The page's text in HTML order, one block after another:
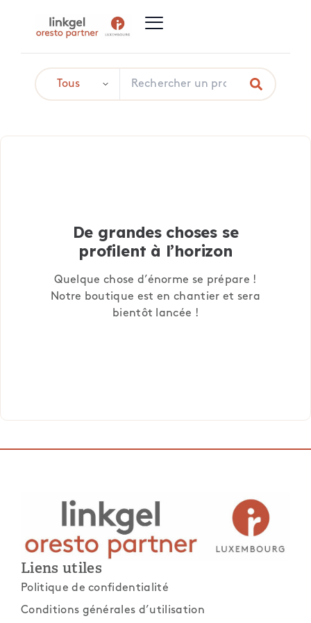
De grandes choses se
profilent à l’horizon
Quelque chose d’énorme se prépare !
Notre boutique est en chantier et sera
bientôt lancée !
Liens utiles
Politique de confidentialité
Conditions générales d’utilisation